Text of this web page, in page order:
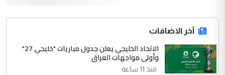
جنسية الرافد الثالث للعراق ومن اصول عريقة
ابا فرات ...
الموضوع :
الجواهري يرد على صدام حسين سل
مضجعيك يابن الزنا (نص كامل)
آخر الاضافات
الاتحاد الخليجي يعلن جدول مباريات "خليجي 27"
وأولى مواجهات العراق
منذ 11 ساعة